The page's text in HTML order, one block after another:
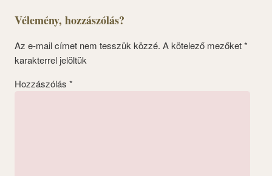
Vélemény, hozzászólás?
Az e-mail címet nem tesszük közzé. A kötelező mezőket*
karakterrel jelöltük
Hozzászólás *